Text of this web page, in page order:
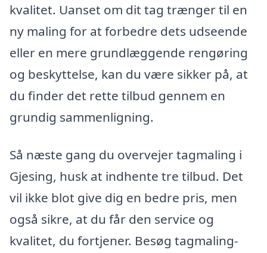
kvalitet. Uanset om dit tag trænger til en
ny maling for at forbedre dets udseende
eller en mere grundlæggende rengøring
og beskyttelse, kan du være sikker på, at
du finder det rette tilbud gennem en
grundig sammenligning.
Så næste gang du overvejer tagmaling i
Gjesing, husk at indhente tre tilbud. Det
vil ikke blot give dig en bedre pris, men
også sikre, at du får den service og
kvalitet, du fortjener. Besøg tagmaling-